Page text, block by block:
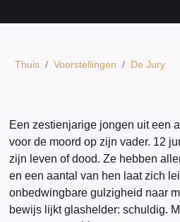
Thuis / Voorstellingen / De Jury
Een zestienjarige jongen uit een
voor de moord op zijn vader. 12
zijn leven of dood. Ze hebben
en een aantal van hen laat zich
onbedwingbare gulzigheid naar
bewijs lijkt glashelder: schuldig.